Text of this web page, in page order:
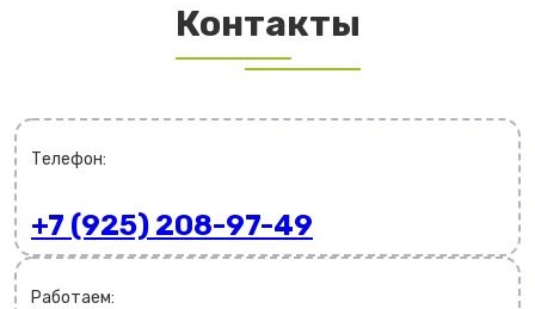
Контакты
Телефон:
+7 (925) 208-97-49
Работаем: